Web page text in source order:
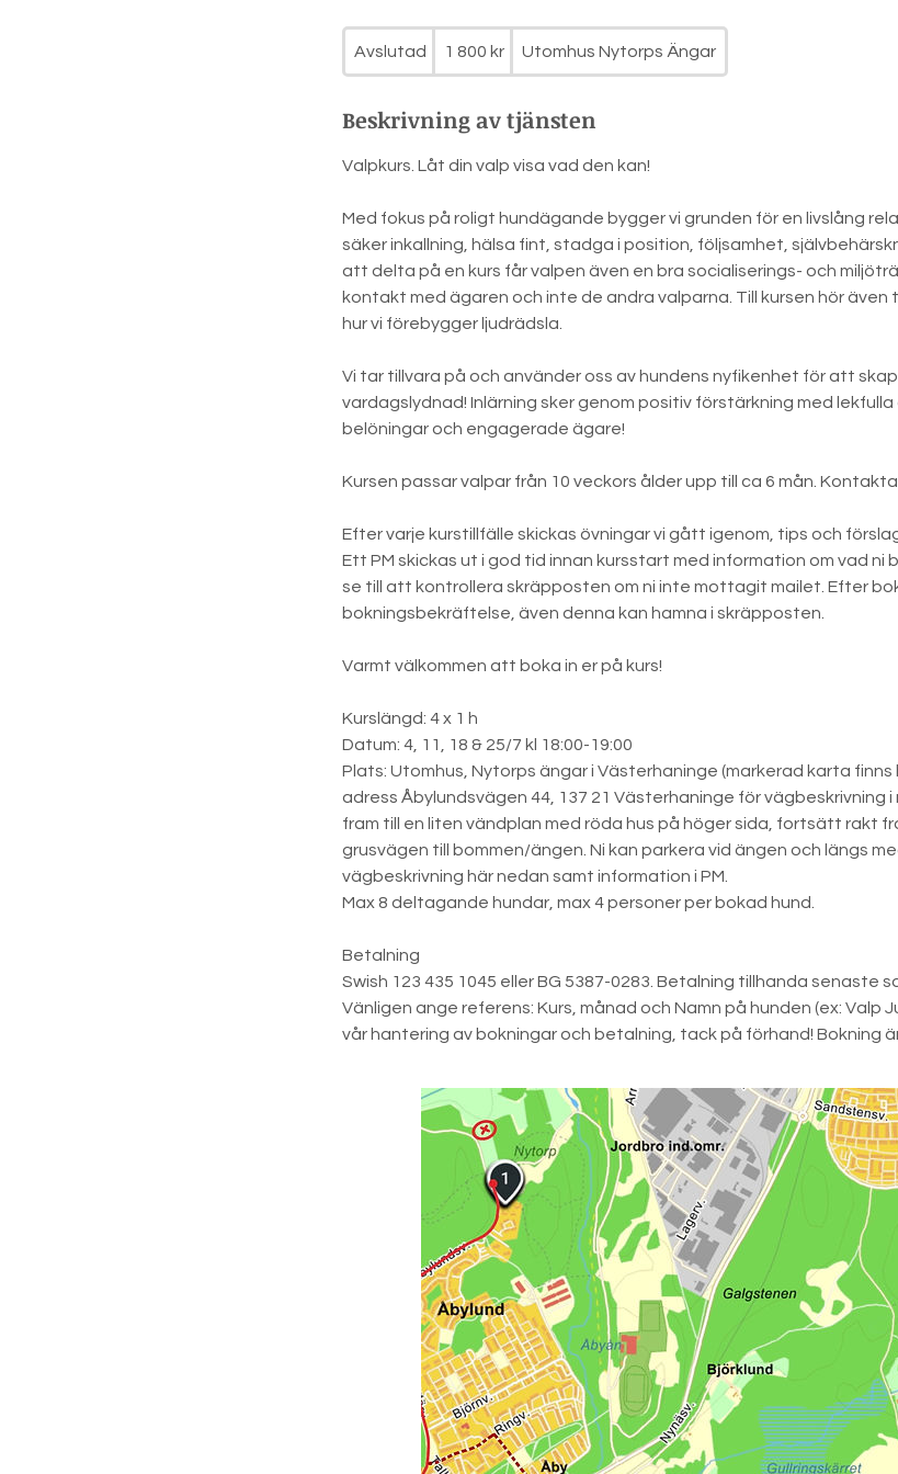
Avslutad
v
l
u
d
svenska
kronor
1 800 kr Utomhus Nytorps Ängar
Beskrivning av tjänsten
Valpkurs. Låt din valp visa vad den kan!
Med fokus på roligt hundägande bygger vi grunden för en livslång
säker inkallning, hälsa fint, stadga i position, följsamhet,
att delta på en kurs får valpen även en bra socialiserings- och
kontakt med ägaren och inte de andra valparna. Till kursen hör
hur vi förebygger ljudrädsla.
Vi tar tillvara på och använder oss av hundens nyfikenhet för att
vardagslydnad! Inlärning sker genom positiv förstärkning med
belöningar och engagerade ägare!
Kursen passar valpar från 10 veckors ålder upp till ca 6 mån.
Efter varje kurstillfälle skickas övningar vi gått igenom, tips och
Ett PM skickas ut i god tid innan kursstart med information om vad ni
se till att kontrollera skräpposten om ni inte mottagit mailet. Efter
bokningsbekräftelse, även denna kan hamna i skräpposten.
Varmt välkommen att boka in er på kurs!
Kurslängd: 4 x 1 h
Datum: 4, 11, 18 & 25/7 kl 18:00-19:00
Plats: Utomhus, Nytorps ängar i Västerhaninge (markerad karta finns
adress Åbylundsvägen 44, 137 21 Västerhaninge för vägbeskrivning
fram till en liten vändplan med röda hus på höger sida, fortsätt rakt
grusvägen till bommen/ängen. Ni kan parkera vid ängen och längs
vägbeskrivning här nedan samt information i PM.
Max 8 deltagande hundar, max 4 personer per bokad hund.
Betalning
Swish 123 435 1045 eller BG 5387-0283. Betalning tillhanda senaste
Vänligen ange referens: Kurs, månad och Namn på hunden (ex: Valp
vår hantering av bokningar och betalning, tack på förhand! Bokning